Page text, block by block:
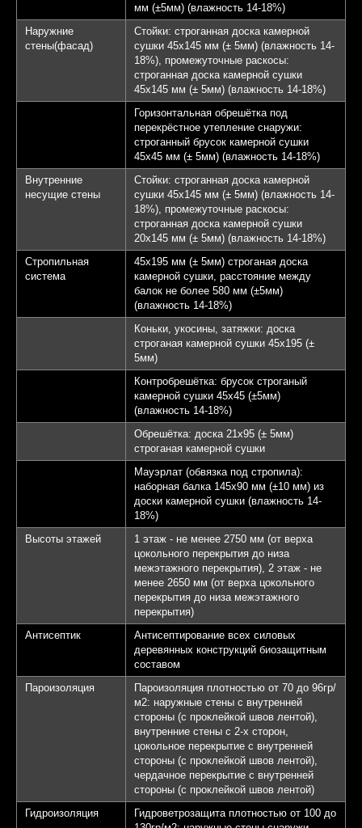
мм (±5мм) (влажность 14-18%)
Наружние
стены(фасад)
Стойки: строганная доска камерной
сушки 45х145 мм (± 5мм) (влажность 14-
18%), промежуточные раскосы:
строганная доска камерной сушки
45х145 мм (± 5мм) (влажность 14-18%)
Горизонтальная обрешётка под
перекрёстное утепление снаружи:
строганный брусок камерной сушки
45х45 мм (± 5мм) (влажность 14-18%)
Внутренние
несущие стены
Стойки: строганная доска камерной
сушки 45х145 мм (± 5мм) (влажность 14-
18%), промежуточные раскосы:
строганная доска камерной сушки
20х145 мм (± 5мм) (влажность 14-18%)
Стропильная
система
45х195 мм (± 5мм) строганая доска
камерной сушки, расстояние между
балок не более 580 мм (±5мм)
(влажность 14-18%)
Коньки, укосины, затяжки: доска
строганая камерной сушки 45х195 (±
5мм)
Контробрешётка: брусок строганый
камерной сушки 45х45 (±5мм)
(влажность 14-18%)
Обрешётка: доска 21х95 (± 5мм)
строганая камерной сушки
Мауэрлат (обвязка под стропила):
наборная балка 145х90 мм (±10 мм) из
доски камерной сушки (влажность 14-
18%)
Высоты этажей
1 этаж - не менее 2750 мм (от верха
цокольного перекрытия до низа
межэтажного перекрытия), 2 этаж - не
менее 2650 мм (от верха цокольного
перекрытия до низа межэтажного
перекрытия)
Антисептик
Антисептирование всех силовых
деревянных конструкций биозащитным
составом
Пароизоляция
Пароизоляция плотностью от 70 до 96гр/
м2: наружные стены с внутренней
стороны (с проклейкой швов лентой),
внутренние стены с 2-х сторон,
цокольное перекрытие с внутренней
стороны (с проклейкой швов лентой),
чердачное перекрытие с внутренней
стороны (с проклейкой швов лентой)
Гидроизоляция
Гидроветрозащита плотностью от 100 до